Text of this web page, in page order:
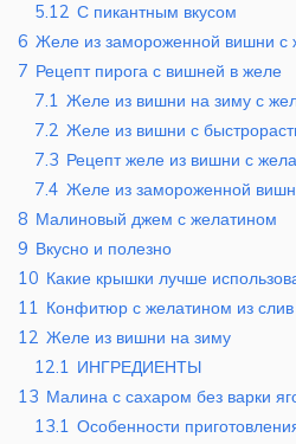
5.12 С пикантным вкусом
6 Желе из замороженной вишни с
7 Рецепт пирога с вишней в желе
7.1 Желе из вишни на зиму с
7.2 Желе из вишни с
7.3 Рецепт желе из вишни с
7.4 Желе из замороженной
8 Малиновый джем с желатином
9 Вкусно и полезно
10 Какие крышки лучше
11 Конфитюр с желатином из слив
12 Желе из вишни на зиму
12.1 ИНГРЕДИЕНТЫ
13 Малина с сахаром без варки
13.1 Особенности